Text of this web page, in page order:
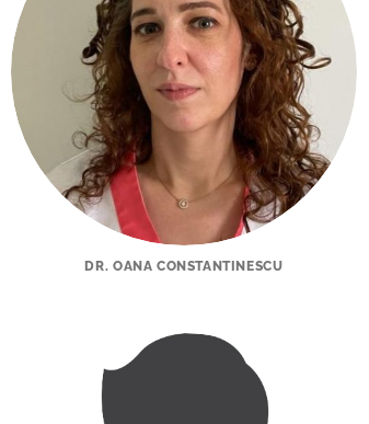
DR. OANA CONSTANTINESCU